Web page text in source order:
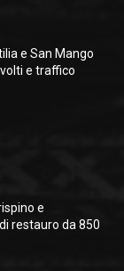
e San Mango
e traffico
e
restauro da 850